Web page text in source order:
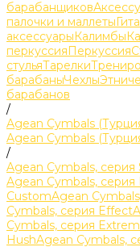
барабанщиков
палочки и маллеты
аксессуарыКалимбы
перкуссияПеркуссия
стульяТарелки
барабаныЧехлы
барабанов
/
Agean Cymbals
Agean Cymbals
/
Agean Cymbals, серия
Agean Cymbals, серия
CustomAgean
Cymbals, серия Effect
Cymbals, серия
HushAgean Cymbals,